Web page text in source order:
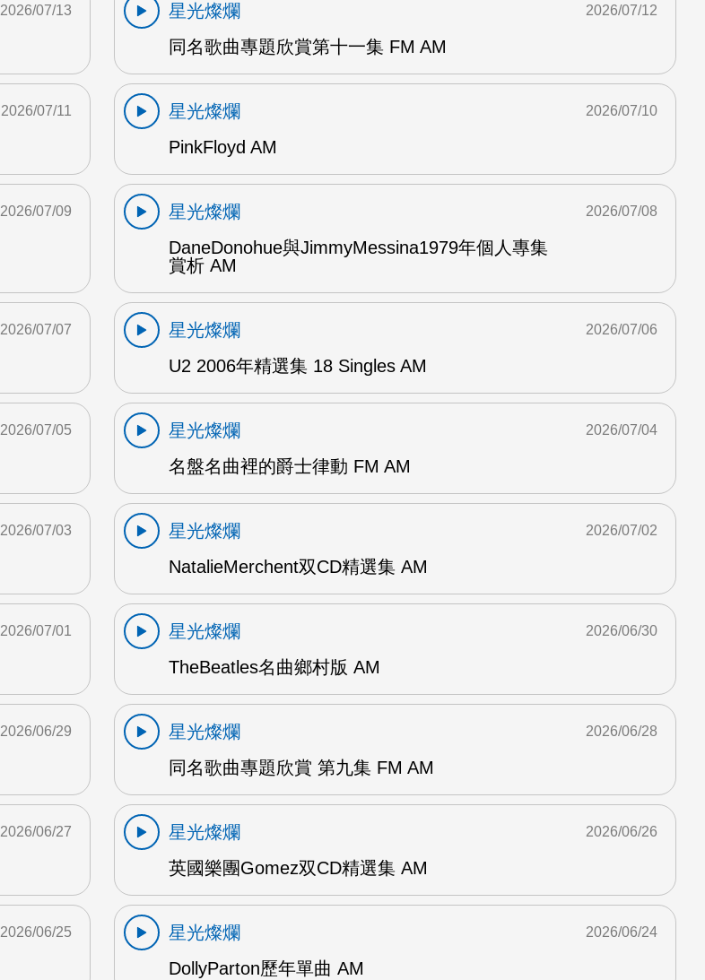
2026/07/13
星光燦爛
同名歌曲專題欣賞第十一集 FM AM
2026/07/12
2026/07/11
星光燦爛
PinkFloyd AM
2026/07/10
2026/07/09
星光燦爛
DaneDonohue與JimmyMessina1979年個人專集
賞析 AM
2026/07/08
2026/07/07
星光燦爛
U2 2006年精選集 18 Singles AM
2026/07/06
2026/07/05
星光燦爛
名盤名曲裡的爵士律動 FM AM
2026/07/04
2026/07/03
星光燦爛
NatalieMerchent双CD精選集 AM
2026/07/02
2026/07/01
星光燦爛
TheBeatles名曲鄉村版 AM
2026/06/30
2026/06/29
星光燦爛
同名歌曲專題欣賞 第九集 FM AM
2026/06/28
2026/06/27
星光燦爛
英國樂團Gomez双CD精選集 AM
2026/06/26
2026/06/25
星光燦爛
DollyParton歷年單曲 AM
2026/06/24